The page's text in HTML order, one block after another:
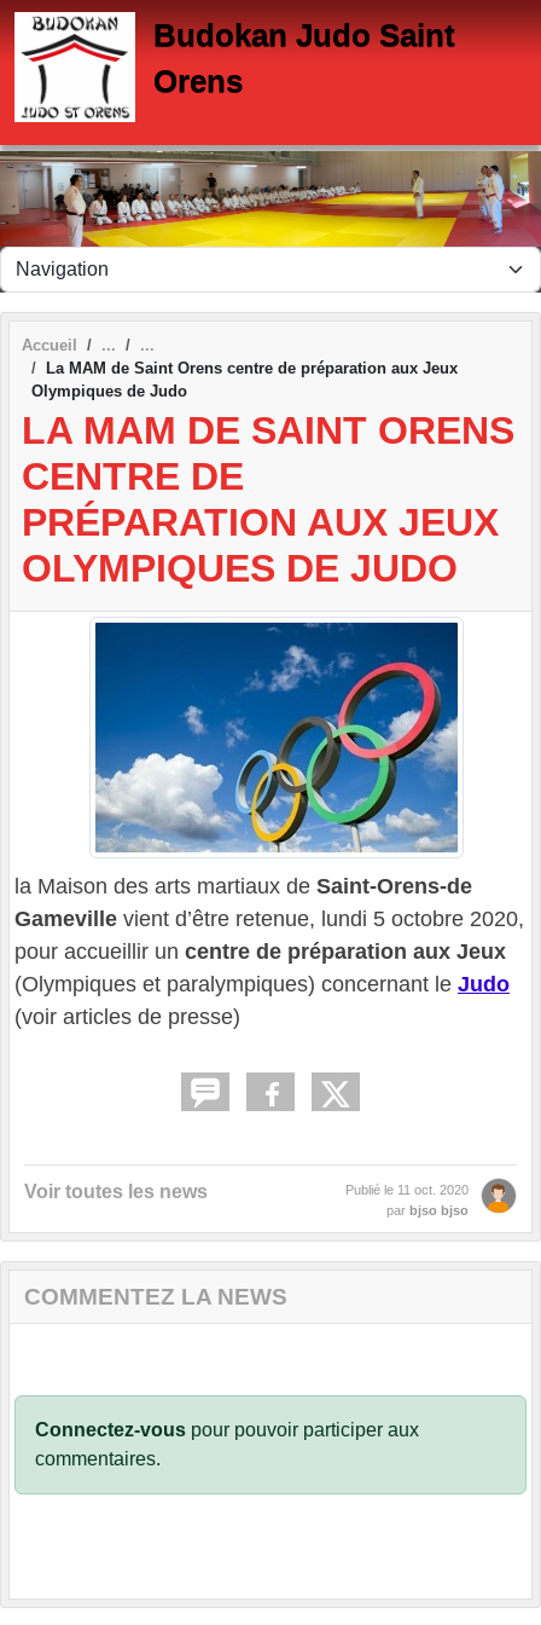
Budokan Judo Saint
Orens
Accueil
La MAM de Saint Orens centre de préparation aux Jeux
Olympiques de Judo
LA MAM DE SAINT ORENS
CENTRE DE
PRÉPARATION AUX JEUX
OLYMPIQUES DE JUDO
la Maison des arts martiaux de Saint-Orens-de
Gameville vient d’être retenue, lundi 5 octobre 2020,
pour accueillir un centre de préparation aux Jeux
(Olympiques et paralympiques) concernant le Judo
(voir articles de presse)
Voir toutes les news Publié le 11 oct. 2020
par bjso bjso
COMMENTEZ LA NEWS
Connectez-vous pour pouvoir participer aux
commentaires.
Panneau de gestion des cookies